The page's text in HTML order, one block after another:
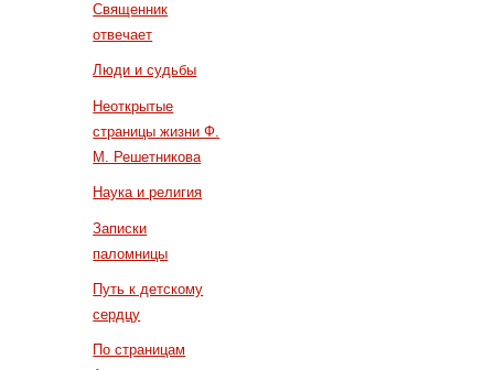
Священник
отвечает
Люди и судьбы
Неоткрытые
страницы жизни Ф.
М. Решетникова
Наука и религия
Записки
паломницы
Путь к детскому
сердцу
По страницам